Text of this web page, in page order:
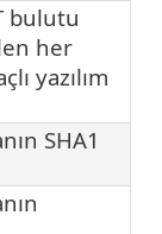
bulutu
her
yazılım
SHA1